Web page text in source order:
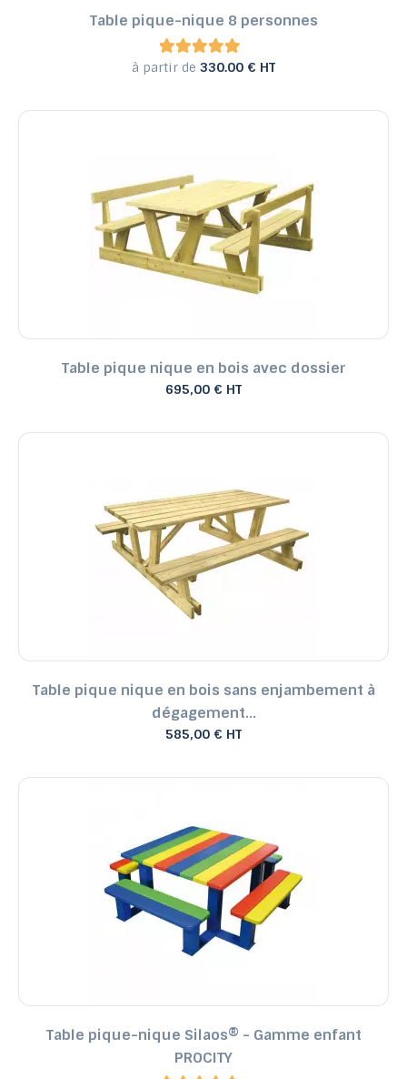
Table pique-nique 8 personnes
à partir de 330.00 € HT
Table pique nique en bois avec dossier
695,00 € HT
Table pique nique en bois sans enjambement à
dégagement...
585,00 € HT
Table pique-nique Silaos® - Gamme enfant
PROCITY